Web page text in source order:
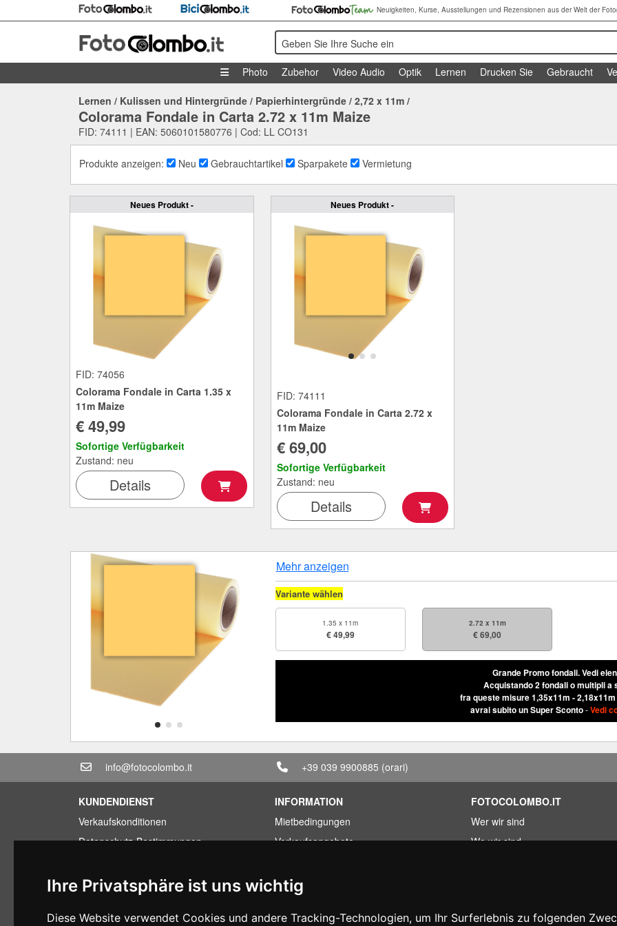
Ihre Privatsphäre ist uns wichtig
Diese Website verwendet Cookies und andere Tracking-Technologien, um Ihr Surferlebnis zu folgenden
Neuigkeiten, Kurse, Ausstellungen und Rezensionen aus der Welt der
Geben Sie Ihre Suche ein
Photo
Zubehor Video Audio Optik Lernen Drucken Sie Gebraucht
Lernen / Kulissen und Hintergründe / Papierhintergründe / 2,72 x 11m /
Colorama Fondale in Carta 2.72 x 11m Maize
FID: 74111 | EAN: 5060101580776 | Cod: LL CO131
Produkte anzeigen: Neu Gebrauchtartikel Sparpakete Vermietung
Neues Produkt -
FID: 74056
Colorama Fondale in Carta 1.35 x
11m Maize
€ 49,99
Sofortige Verfügbarkeit
Zustand: neu
Details
Neues Produkt -
FID: 74111
Colorama Fondale in Carta 2.72 x
11m Maize
€ 69,00
Sofortige Verfügbarkeit
Zustand: neu
Details
Mehr anzeigen
Variante wählen
1.35 x 11m
€ 49,99
2.72 x 11m
€ 69,00
Grande Promo fondali.Vedi
Acquistando 2 fondali o multipli a
fra queste misure 1,35x11m -
avrai subito un Super Sconto-Vedi
info@fotocolombo.it +39 039 9900885 (orari)
KUNDENDIENST
Verkaufskonditionen
Datenschutz-Bestimmungen
Garantiebedingungen
Ruecktrittsrecht
INFORMATION
Mietbedingungen
Verkaufsangebote
Billiger gefunden?
Gebrauchtartikel
FOTOCOLOMBO.IT
Wer wir sind
Wo wir sind